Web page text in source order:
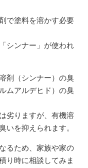
で塗料を溶かす必要
シンナー」が使われ
剤（シンナー）の臭
ムアルデヒド）の臭
劣りますが、有機溶
いを抑えられます。
るため、家族や家の
り時に相談してみま